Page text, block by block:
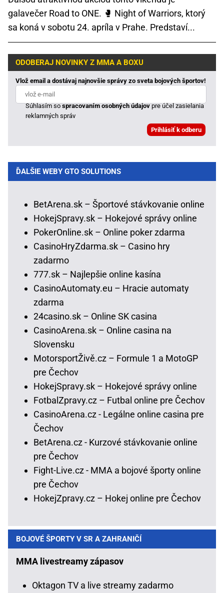
galavečer Road to ONE. 🥊 Night of Warriors, ktorý
sa koná v sobotu 24. apríla v Prahe. Predstaví...
ODOBERAJ NOVINKY Z MMA A BOXU
Vlož email a dostávaj najnovšie správy zo sveta bojových športov!
Súhlasím sospracovaním osobných údajovpre účel zasielania
reklamných správ
ĎALŠIE WEBY GTO SOLUTIONS
BetArena.sk – Športové stávkovanie online
HokejSpravy.sk – Hokejové správy online
PokerOnline.sk – Online poker zdarma
CasinoHryZdarma.sk – Casino hry
zadarmo
777.sk – Najlepšie online kasína
CasinoAutomaty.eu – Hracie automaty
zdarma
24casino.sk – Online SK casina
CasinoArena.sk – Online casina na
Slovensku
MotorsportŽivě.cz – Formule 1 a MotoGP
pre Čechov
HokejSpravy.sk – Hokejové správy online
FotbalZpravy.cz – Futbal online pre Čechov
CasinoArena.cz - Legálne online casina pre
Čechov
BetArena.cz - Kurzové stávkovanie online
pre Čechov
Fight-Live.cz - MMA a bojové športy online
pre Čechov
HokejZpravy.cz – Hokej online pre Čechov
BOJOVÉ ŠPORTY V SR A ZAHRANIČÍ
MMA livestreamy zápasov
Oktagon TV a live streamy zadarmo